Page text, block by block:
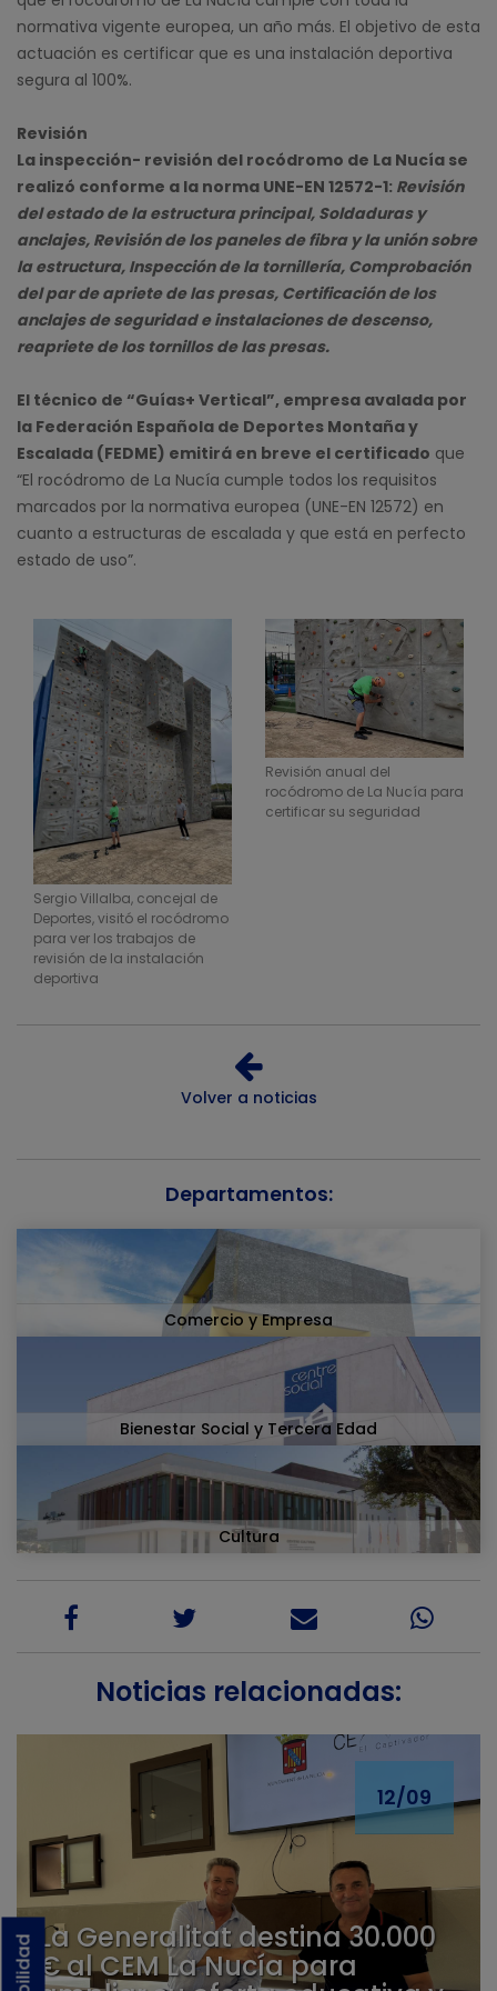
normativa vigente europea, un año más. El objetivo de esta
actuación es certificar que es una instalación deportiva
segura al 100%.
Revisión
La inspección- revisión del rocódromo de La Nucía se
realizó conforme a la norma UNE-EN 12572-1: Revisión
del estado de la estructura principal, Soldaduras y
anclajes, Revisión de los paneles de fibra y la unión sobre
la estructura, Inspección de la tornillería, Comprobación
del par de apriete de las presas, Certificación de los
anclajes de seguridad e instalaciones de descenso,
reapriete de los tornillos de las presas.
El técnico de “Guías+ Vertical”, empresa avalada por
la Federación Española de Deportes Montaña y
Escalada (FEDME) emitirá en breve el certificado que
“El rocódromo de La Nucía cumple todos los requisitos
marcados por la normativa europea (UNE-EN 12572) en
cuanto a estructuras de escalada y que está en perfecto
estado de uso”.
Sergio Villalba, concejal de
Deportes, visitó el rocódromo
para ver los trabajos de
revisión de la instalación
deportiva
Revisión anual del
rocódromo de La Nucía para
certificar su seguridad
Volver a noticias
Departamentos:
Comercio y Empresa
Bienestar Social y Tercera Edad
Cultura
Noticias relacionadas:
La Generalitat destina 30.000
€ al CEM La Nucía para
12/09